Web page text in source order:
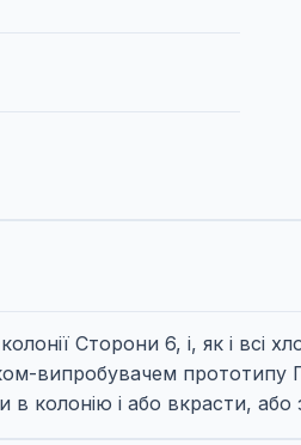
Сторони 6, і, як і всі
випробувачем
в колонію і або вкрасти,